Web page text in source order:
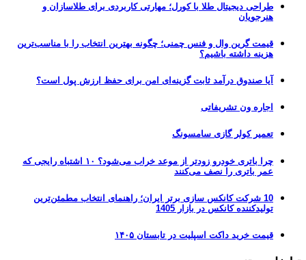
طراحی دیجیتال طلا با کورل؛ مهارتی کاربردی برای طلاسازان و
هنرجویان
قیمت گرین وال و فنس چمنی؛ چگونه بهترین انتخاب را با مناسب‌ترین
هزینه داشته باشیم؟
آیا صندوق درآمد ثابت گزینه‌ای امن برای حفظ ارزش پول است؟
اجاره ون تشریفاتی
تعمیر کولر گازی سامسونگ
چرا باتری خودرو زودتر از موعد خراب می‌شود؟ ۱۰ اشتباه رایجی که
عمر باتری را نصف می‌کنند
10 شرکت کانکس سازی برتر ایران؛ راهنمای انتخاب مطمئن‌ترین
تولیدکننده کانکس در بازار 1405
قیمت خرید داکت اسپلیت در تابستان ۱۴۰۵